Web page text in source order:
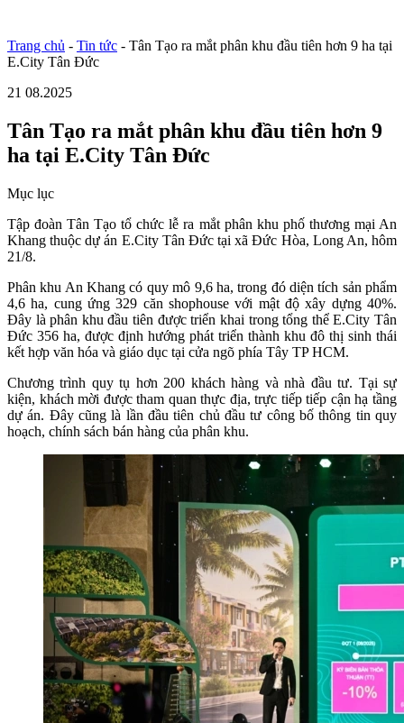
Trang chủ - Tin tức - Tân Tạo ra mắt phân khu đầu tiên hơn 9 ha tại
E.City Tân Đức
21 08.2025
Tân Tạo ra mắt phân khu đầu tiên hơn 9
ha tại E.City Tân Đức
Mục lục
Tập đoàn Tân Tạo tổ chức lễ ra mắt phân khu phố thương mại An
Khang thuộc dự án E.City Tân Đức tại xã Đức Hòa, Long An, hôm
21/8.
Phân khu An Khang có quy mô 9,6 ha, trong đó diện tích sản phẩm
4,6 ha, cung ứng 329 căn shophouse với mật độ xây dựng 40%.
Đây là phân khu đầu tiên được triển khai trong tổng thể E.City Tân
Đức 356 ha, được định hướng phát triển thành khu đô thị sinh thái
kết hợp văn hóa và giáo dục tại cửa ngõ phía Tây TP HCM.
Chương trình quy tụ hơn 200 khách hàng và nhà đầu tư. Tại sự
kiện, khách mời được tham quan thực địa, trực tiếp tiếp cận hạ tầng
dự án. Đây cũng là lần đầu tiên chủ đầu tư công bố thông tin quy
hoạch, chính sách bán hàng của phân khu.